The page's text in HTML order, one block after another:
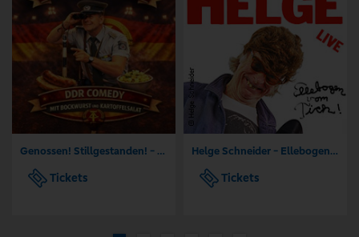
Genossen! Stillgestanden! - DDR - Comedy mit Bockwurst und Kartoffelsalat
Tickets
Helge Schneider - Ellebogen vom Tich
Tickets